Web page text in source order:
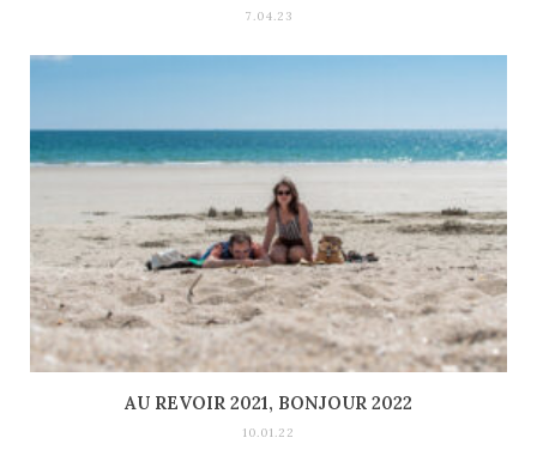
7.04.23
AU REVOIR 2021, BONJOUR 2022
10.01.22